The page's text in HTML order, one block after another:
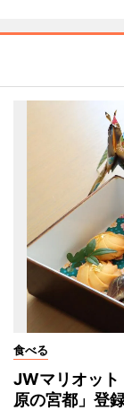
食べる
JWマリオット
原の宮都」登